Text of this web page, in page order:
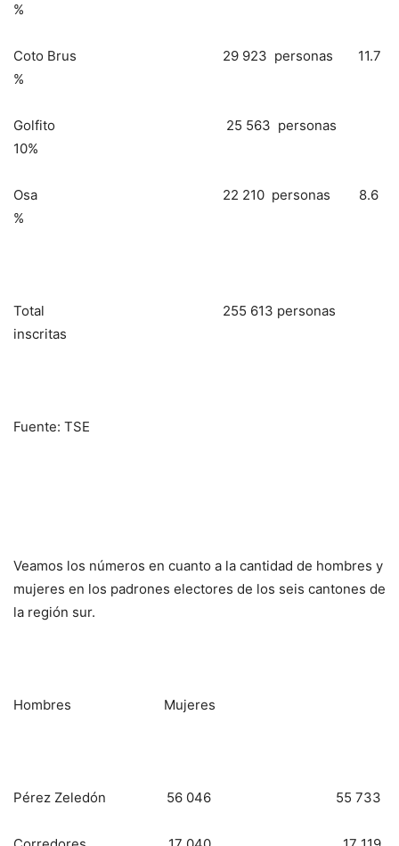
%
Coto Brus 29 923 personas 11.7
%
Golfito 25 563 personas
10%
Osa 22 210 personas 8.6
%
Total 255 613 personas
inscritas
Fuente: TSE
Veamos los números en cuanto a la cantidad de hombres y
mujeres en los padrones electores de los seis cantones de
la región sur.
Hombres Mujeres
Pérez Zeledón 56 046 55 733